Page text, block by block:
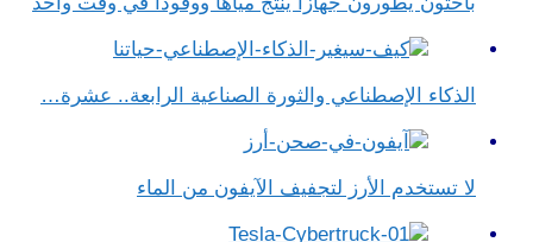
الذكاء الإصطناعي والثورة الصناعية الرابعة.. عشرة…
لا تستخدم الأرز لتجفيف الآيفون من الماء